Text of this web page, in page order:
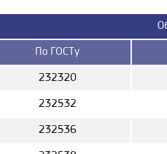
По ГОСТу
232320
232532
232536